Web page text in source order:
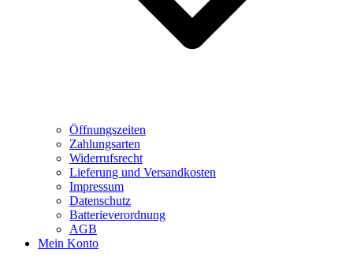
Öffnungszeiten
Zahlungsarten
Widerrufsrecht
Lieferung und Versandkosten
Impressum
Datenschutz
Batterieverordnung
AGB
Mein Konto